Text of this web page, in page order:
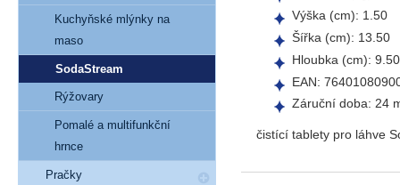
Výška (cm): 1.50
Šířka (cm): 13.50
Hloubka (cm): 9.50
EAN:
Záruční doba: 24
čistící tablety pro láhve
Kuchyňské mlýnky na
maso
SodaStream
Rýžovary
Pomalé a multifunkční
hrnce
Pračky